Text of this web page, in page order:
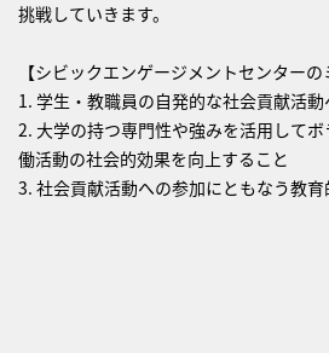
挑戦していきます。
【シビックエンゲージメントセンターの
1. 学生・教職員の自発的な社会貢献活
2. 大学の持つ専門性や強みを活用して
働活動の社会的効果を向上すること
3. 社会貢献活動への参加にともなう教